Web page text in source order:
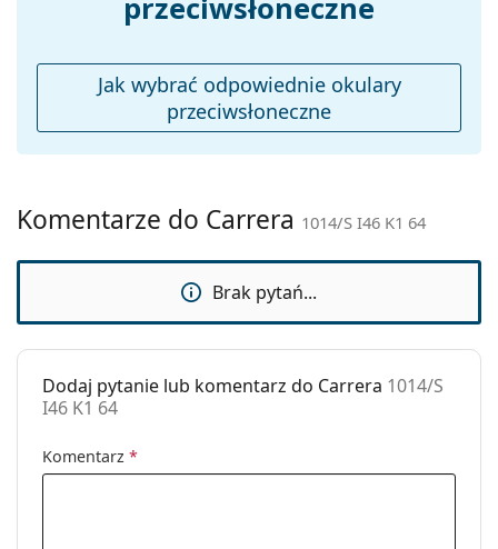
czyszczenia:
Tak
Inne
Kategoria:
Okulary przeciwsłoneczne
Moda
Kod:
1014/S I46 K1 64
przeciwsłoneczne
Jak wybrać odpowiednie okulary
przeciwsłoneczne
Komentarze do Carrera 1014/S I46 K1 64
Brak pytań...
Dodaj pytanie lub komentarz do Carrera 1014/S
I46 K1 64
Komentarz *